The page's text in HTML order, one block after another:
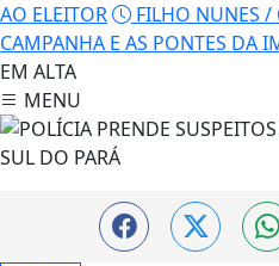
AO ELEITOR
FILHO NUNES /
CAMPANHA E AS PONTES DA
EM ALTA
MENU